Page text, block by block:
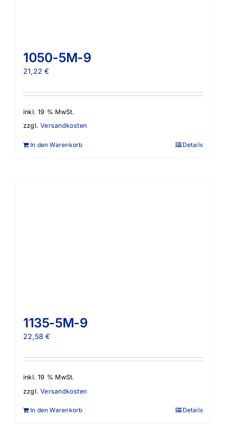
1050-5M-9
21,22€
inkl. 19 % MwSt.
zzgl.Versandkosten
In den Warenkorb Details
1135-5M-9
22,58€
inkl. 19 % MwSt.
zzgl.Versandkosten
In den Warenkorb Details